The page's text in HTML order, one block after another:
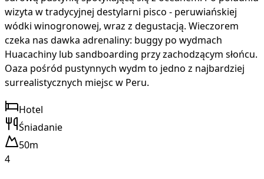
wizyta w tradycyjnej destylarni pisco - peruwiańskiej
wódki winogronowej, wraz z degustacją. Wieczorem
czeka nas dawka adrenaliny: buggy po wydmach
Huacachiny lub sandboarding przy zachodzącym słońcu.
Oaza pośród pustynnych wydm to jedno z najbardziej
surrealistycznych miejsc w Peru.
Hotel
Śniadanie
50m
4